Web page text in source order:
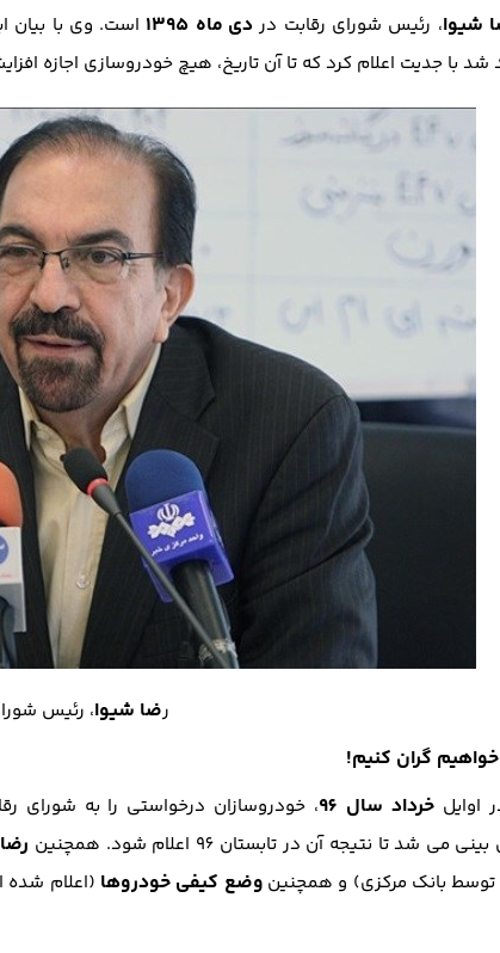
شیوا، رئیس شورای رقابت دردی ماه 1395 است. وی با بیان
با جدیت اعلام کرد که تا آن تاریخ، هیچ خودروسازی اجازه
رضا شیوا، رئیس
گران کنیم!
اوایلخرداد سال 96
، خودروسازان درخواستی را به شورای
تا نتیجه آن در تابستان 96 اعلام شود. همچنین
توسط بانک مرکزی) و همچنین وضع کیفی خودروها (اعلام شده